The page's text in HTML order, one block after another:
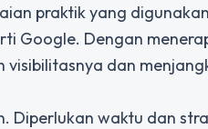
praktik yang
Google. Dengan
dan
Diperlukan waktu dan